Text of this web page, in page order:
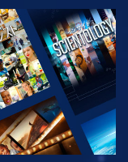
シリーズを探求